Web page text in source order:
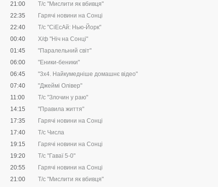
21:00
Т/с "Мислити як вбивця"
22:35
Гарячі новини на Сонці
22:40
Т/с "CіЕсАй: Нью-Йорк"
00:40
Х/ф "Ніч на Сонці"
01:45
"Паралельний світ"
06:00
"Еники-беники"
06:45
"3х4. Найкумедніше домашнє відео"
07:40
"Джеймі Олівер"
11:00
Т/с "Злочин у раю"
14:15
"Правила життя"
17:35
Гарячі новини на Сонці
17:40
Т/с Числа
19:15
Гарячі новини на Сонці
19:20
Т/с "Гаваї 5-0"
20:55
Гарячі новини на Сонці
21:00
Т/с "Мислити як вбивця"